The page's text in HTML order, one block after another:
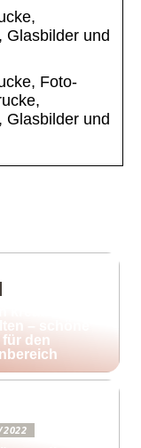
Glasbilder und
Foto-
Glasbilder und
– schöne
für den